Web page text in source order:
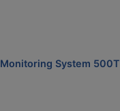
Monitoring System 500T